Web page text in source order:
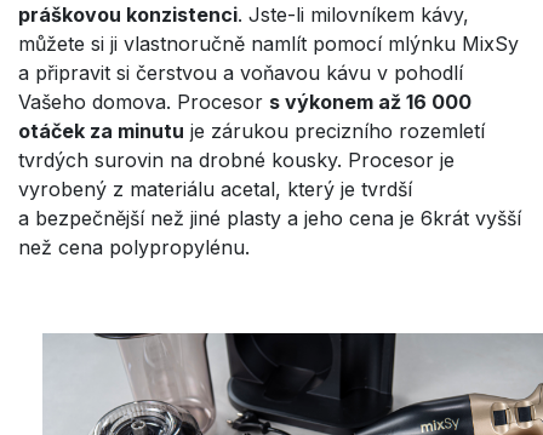
práškovou konzistenci. Jste-li milovníkem kávy,
můžete si ji vlastnoručně namlít pomocí mlýnku MixSy
a připravit si čerstvou a voňavou kávu v pohodlí
Vašeho domova. Procesor s výkonem až 16 000
otáček za minutu je zárukou precizního rozemletí
tvrdých surovin na drobné kousky. Procesor je
vyrobený z materiálu acetal, který je tvrdší
a bezpečnější než jiné plasty a jeho cena je 6krát vyšší
než cena polypropylénu.